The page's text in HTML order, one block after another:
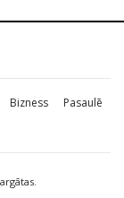
Bizness
Pasaulē